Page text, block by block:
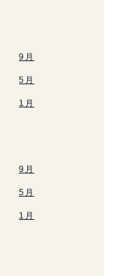
9月
5月
1月
9月
5月
1月